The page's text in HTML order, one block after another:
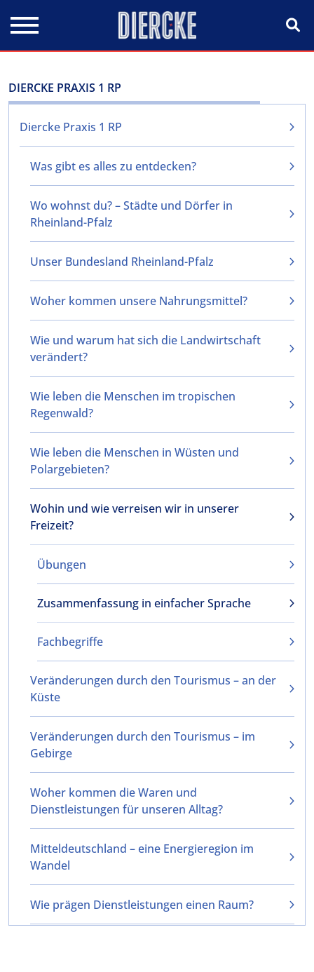
DIERCKE PRAXIS 1 RP
Diercke Praxis 1 RP
Was gibt es alles zu entdecken?
Wo wohnst du? – Städte und Dörfer in
Rheinland-Pfalz
Unser Bundesland Rheinland-Pfalz
Woher kommen unsere Nahrungsmittel?
Wie und warum hat sich die Landwirtschaft
verändert?
Wie leben die Menschen im tropischen
Regenwald?
Wie leben die Menschen in Wüsten und
Polargebieten?
Wohin und wie verreisen wir in unserer
Freizeit?
Übungen
Zusammenfassung in einfacher Sprache
Fachbegriffe
Veränderungen durch den Tourismus – an der
Küste
Veränderungen durch den Tourismus – im
Gebirge
Woher kommen die Waren und
Dienstleistungen für unseren Alltag?
Mitteldeutschland – eine Energieregion im
Wandel
Wie prägen Dienstleistungen einen Raum?